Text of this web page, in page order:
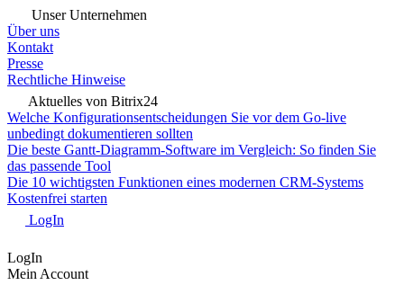
Unser Unternehmen
Über uns
Kontakt
Presse
Rechtliche Hinweise
Aktuelles von Bitrix24
Welche Konfigurationsentscheidungen Sie vor dem Go-live
unbedingt dokumentieren sollten
Die beste Gantt-Diagramm-Software im Vergleich: So finden Sie
das passende Tool
Die 10 wichtigsten Funktionen eines modernen CRM-Systems
Kostenfrei starten
LogIn
LogIn
Mein Account